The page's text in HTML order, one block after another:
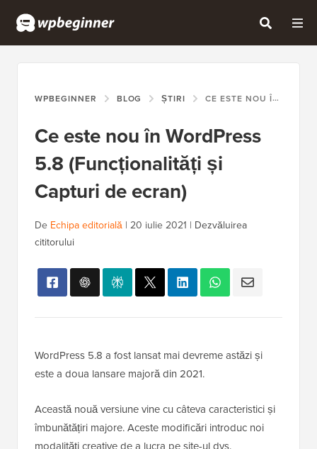
WPBEGINNER BLOG ȘTIRI CE ESTE NOU ÎN WORDPRESS 5.8 (FUNCȚIONALITĂȚI ȘI CAPTURI DE ECRAN)
Ce este nou în WordPress
5.8 (Funcționalități și
Capturi de ecran)
De Echipa editorială | 20 iulie 2021 | Dezvăluirea
cititorului
WordPress 5.8 a fost lansat mai devreme astăzi și
este a doua lansare majoră din 2021.
Această nouă versiune vine cu câteva caracteristici și
îmbunătățiri majore. Aceste modificări introduc noi
modalități creative de a lucra pe site-ul dvs.